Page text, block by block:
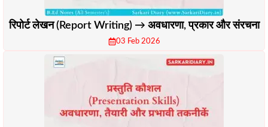
रिपोर्ट लेखन (Report Writing) → अवधारणा, प्रकार और संरचना
03 Feb 2026